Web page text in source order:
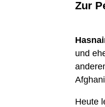
Zur
und
Heute